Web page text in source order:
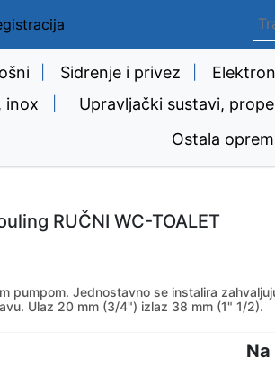
Sidrenje i privez
inox Upravljački sustavi,
Ostala
RUČNI WC-TOALET
pumpom. Jednostavno se instalira
Ulaz 20 mm (3/4") izlaz 38 mm (1" 1/2).